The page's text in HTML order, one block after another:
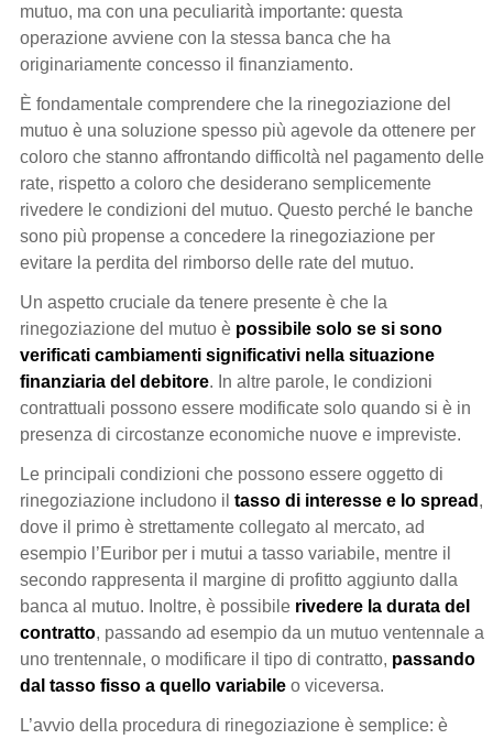
mutuo, ma con una peculiarità importante: questa
operazione avviene con la stessa banca che ha
originariamente concesso il finanziamento.
È fondamentale comprendere che la rinegoziazione del
mutuo è una soluzione spesso più agevole da ottenere per
coloro che stanno affrontando difficoltà nel pagamento delle
rate, rispetto a coloro che desiderano semplicemente
rivedere le condizioni del mutuo. Questo perché le banche
sono più propense a concedere la rinegoziazione per
evitare la perdita del rimborso delle rate del mutuo.
Un aspetto cruciale da tenere presente è che la
rinegoziazione del mutuo è possibile solo se si sono
verificati cambiamenti significativi nella situazione
finanziaria del debitore. In altre parole, le condizioni
contrattuali possono essere modificate solo quando si è in
presenza di circostanze economiche nuove e impreviste.
Le principali condizioni che possono essere oggetto di
rinegoziazione includono il tasso di interesse e lo spread ,
dove il primo è strettamente collegato al mercato, ad
esempio l’Euribor per i mutui a tasso variabile, mentre il
secondo rappresenta il margine di profitto aggiunto dalla
banca al mutuo. Inoltre, è possibile rivedere la durata del
contratto, passando ad esempio da un mutuo ventennale a
uno trentennale, o modificare il tipo di contratto, passando
dal tasso fisso a quello variabile o viceversa.
L’avvio della procedura di rinegoziazione è semplice: è